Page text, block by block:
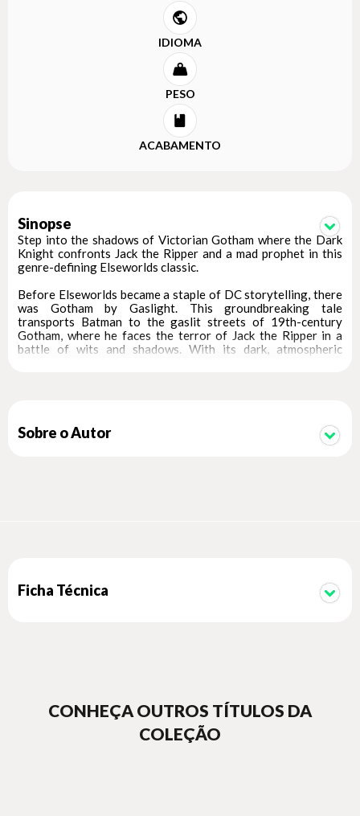
IDIOMA
PESO
ACABAMENTO
Sinopse
Step into the shadows of Victorian Gotham where the Dark
Knight confronts Jack the Ripper and a mad prophet in this
genre-defining Elseworlds classic.
Before Elseworlds became a staple of DC storytelling, there
was Gotham by Gaslight. This groundbreaking tale
transports Batman to the gaslit streets of 19th-century
Gotham, where he faces the terror of Jack the Ripper in a
battle of wits and shadows. With its dark, atmospheric
seeking to halt Gotham’s evolution into the 20th century.
Both stories deliver a unique blend of gothic aesthetics and
Sobre o Autor
Ficha Técnica
CONHEÇA OUTROS TÍTULOS DA
COLEÇÃO